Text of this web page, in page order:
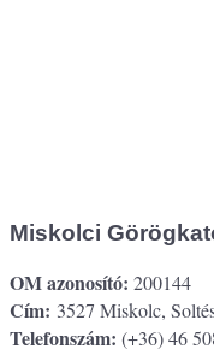
Miskolci
OM azonosító: 200144
Cím: 3527 Miskolc,
Telefonszám: (+36) 46